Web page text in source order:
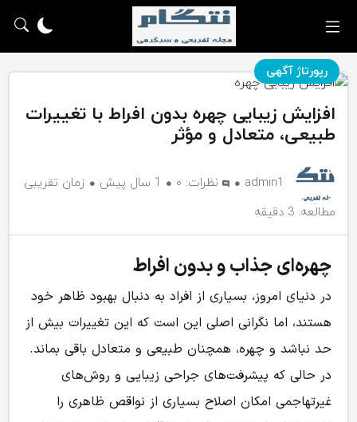
رپورتاژ آگهی
افزایش زیبایی چهره بدون افراط با تغییرات
طبیعی، متعادل و مؤثر
admin1 نظرات: ۰ 1 سال پیش
زمان تقریبی
مطالعه: 3 دقیقه
چهره‌ای جذاب‌ و بدون افراط
در دنیای امروز، بسیاری از افراد به دنبال بهبود ظاهر خود
هستند، اما نگرانی اصلی این است که این تغییرات بیش از
حد نباشد و چهره، همچنان طبیعی و متعادل باقی بماند.
در حالی که پیشرفت‌های جراحی زیبایی و روش‌های
غیرتهاجمی امکان اصلاح بسیاری از نواقص ظاهری را